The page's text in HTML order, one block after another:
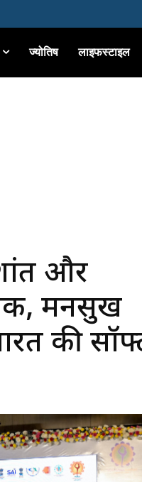
ज्योतिष लाइफस्टाइल
और
मनसुख
की